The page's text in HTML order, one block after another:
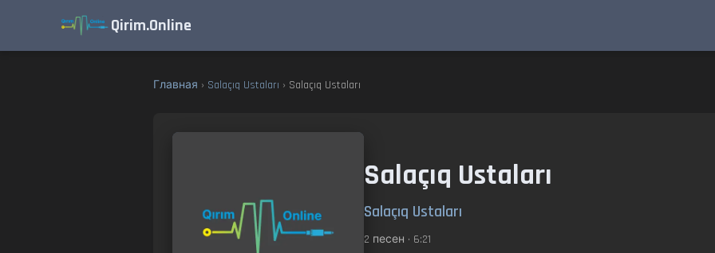
Qirim.Online
Главная › Salaçıq Ustaları › Salaçıq Ustaları
Salaçıq Ustaları
Salaçıq Ustaları
2 песен • 6:21